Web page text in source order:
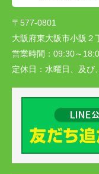
〒577-0801
大阪府東大阪市小阪２
営業時間： 09:30～
定休日： 水曜日、及び